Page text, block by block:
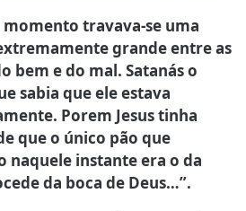
travava-se uma
grande entre as
bem e do mal. Satanás o
sabia que ele estava
Porem Jesus tinha
que o único pão que
naquele instante era o da
da boca de Deus…”.